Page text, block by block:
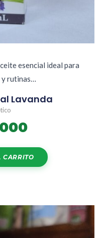
esencial ideal para
y rutinas…
Lavanda
CARRITO